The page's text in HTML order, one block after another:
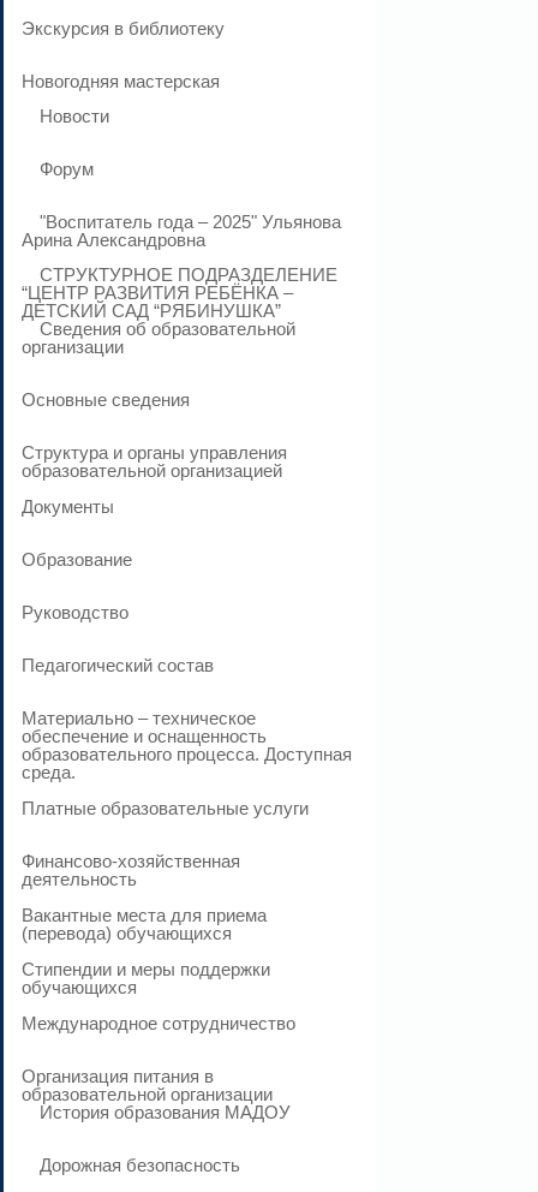
Экскурсия в библиотеку
Новогодняя мастерская
Новости
Форум
"Воспитатель года – 2025" Ульянова
Арина Александровна
СТРУКТУРНОЕ ПОДРАЗДЕЛЕНИЕ
“ЦЕНТР РАЗВИТИЯ РЕБЁНКА –
ДЕТСКИЙ САД “РЯБИНУШКА”
Сведения об образовательной
организации
Основные сведения
Структура и органы управления
образовательной организацией
Документы
Образование
Руководство
Педагогический состав
Материально – техническое
обеспечение и оснащенность
образовательного процесса. Доступная
среда.
Платные образовательные услуги
Финансово-хозяйственная
деятельность
Вакантные места для приема
(перевода) обучающихся
Стипендии и меры поддержки
обучающихся
Международное сотрудничество
Организация питания в
образовательной организации
История образования МАДОУ
Дорожная безопасность